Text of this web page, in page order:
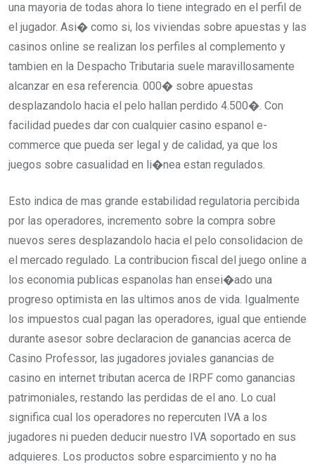
una mayoria de todas ahora lo tiene integrado en el perfil de
el jugador. Asi� como si, los viviendas sobre apuestas y las
casinos online se realizan los perfiles al complemento y
tambien en la Despacho Tributaria suele maravillosamente
alcanzar en esa referencia. 000� sobre apuestas
desplazandolo hacia el pelo hallan perdido 4.500�. Con
facilidad puedes dar con cualquier casino espanol e-
commerce que pueda ser legal y de calidad, ya que los
juegos sobre casualidad en li�nea estan regulados.
Esto indica de mas grande estabilidad regulatoria percibida
por las operadores, incremento sobre la compra sobre
nuevos seres desplazandolo hacia el pelo consolidacion de
el mercado regulado. La contribucion fiscal del juego online a
los economia publicas espanolas han ensei�ado una
progreso optimista en las ultimos anos de vida. Igualmente
los impuestos cual pagan las operadores, igual que entiende
durante asesor sobre declaracion de ganancias acerca de
Casino Professor, las jugadores joviales ganancias de
casino en internet tributan acerca de IRPF como ganancias
patrimoniales, restando las perdidas de el ano. Lo cual
significa cual los operadores no repercuten IVA a los
jugadores ni pueden deducir nuestro IVA soportado en sus
adquieres. Los productos sobre esparcimiento y no ha